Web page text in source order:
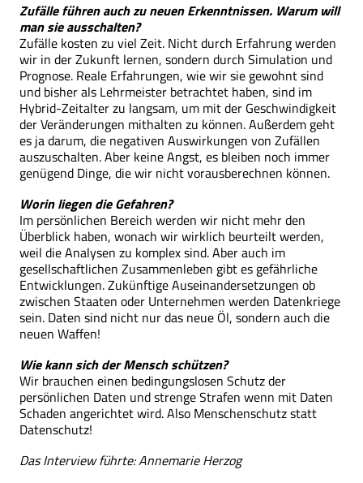
Zufälle führen auch zu neuen Erkenntnissen. Warum will
man sie ausschalten?
Zufälle kosten zu viel Zeit. Nicht durch Erfahrung werden
wir in der Zukunft lernen, sondern durch Simulation und
Prognose. Reale Erfahrungen, wie wir sie gewohnt sind
und bisher als Lehrmeister betrachtet haben, sind im
Hybrid-Zeitalter zu langsam, um mit der Geschwindigkeit
der Veränderungen mithalten zu können. Außerdem geht
es ja darum, die negativen Auswirkungen von Zufällen
auszuschalten. Aber keine Angst, es bleiben noch immer
genügend Dinge, die wir nicht vorausberechnen können.
Worin liegen die Gefahren?
Im persönlichen Bereich werden wir nicht mehr den
Überblick haben, wonach wir wirklich beurteilt werden,
weil die Analysen zu komplex sind. Aber auch im
gesellschaftlichen Zusammenleben gibt es gefährliche
Entwicklungen. Zukünftige Auseinandersetzungen ob
zwischen Staaten oder Unternehmen werden Datenkriege
sein. Daten sind nicht nur das neue Öl, sondern auch die
neuen Waffen!
Wie kann sich der Mensch schützen?
Wir brauchen einen bedingungslosen Schutz der
persönlichen Daten und strenge Strafen wenn mit Daten
Schaden angerichtet wird. Also Menschenschutz statt
Datenschutz!
Das Interview führte: Annemarie Herzog